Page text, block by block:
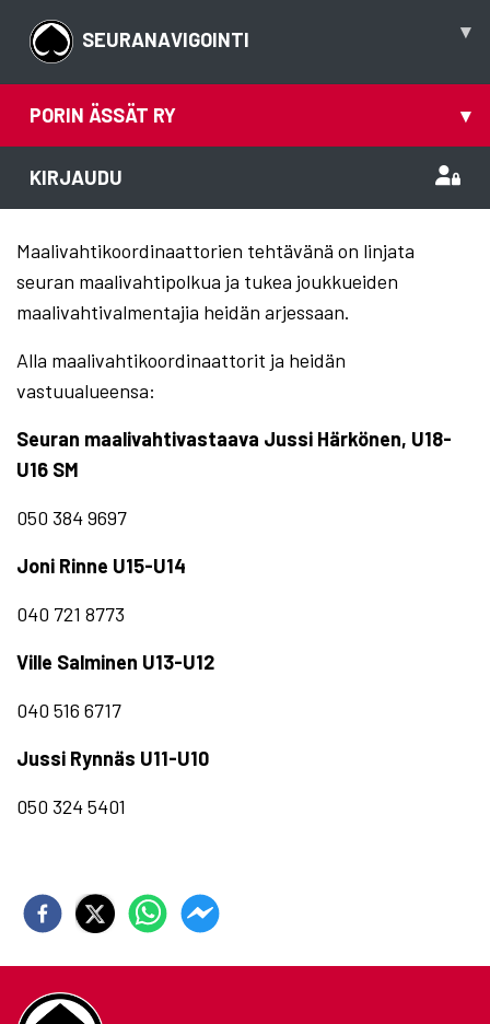
SEURANAVIGOINTI ▾
PORIN ÄSSÄT RY ▾
KIRJAUDU
Maalivahtikoordinaattorien tehtävänä on linjata
seuran maalivahtipolkua ja tukea joukkueiden
maalivahtivalmentajia heidän arjessaan.
Alla maalivahtikoordinaattorit ja heidän
vastuualueensa:
Seuran maalivahtivastaava Jussi Härkönen, U18-
U16 SM
050 384 9697
Joni Rinne U15-U14
040 721 8773
Ville Salminen U13-U12
040 516 6717
Jussi Rynnäs U11-U10
050 324 5401